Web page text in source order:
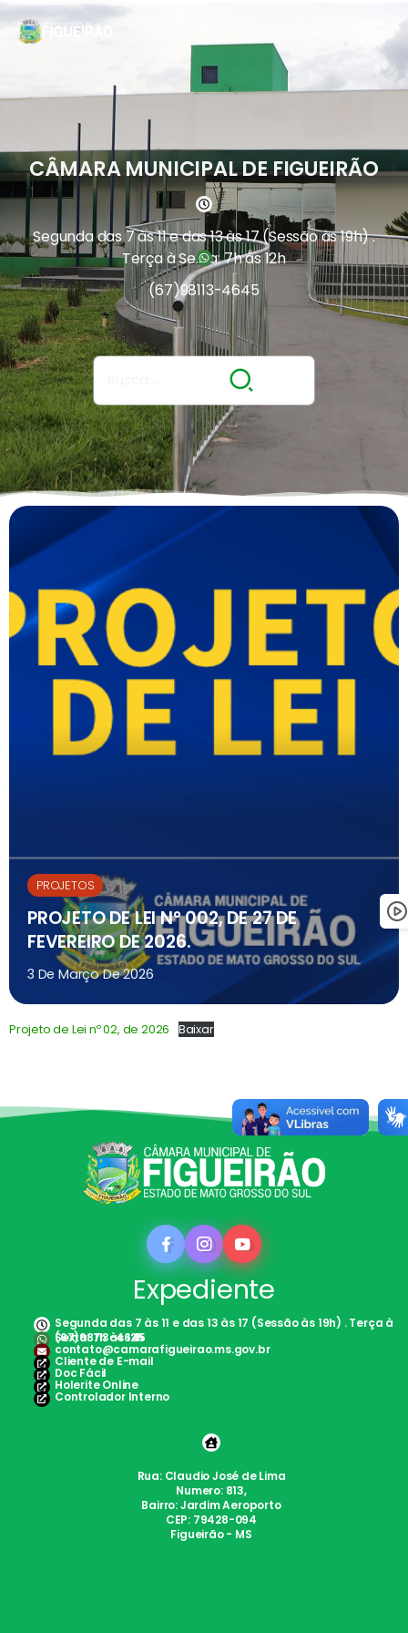
CÂMARA MUNICIPAL DE FIGUEIRÃO
Segunda das 7 às 11 e das 13 às 17 (Sessão às 19h) .
Terça à Sexta: 7h às 12h
(67)98113-4645
PROJETOS
PROJETO DE LEI N° 002, DE 27 DE
FEVEREIRO DE 2026.
3 De Março De 2026
Projeto de Lei nº 02, de 2026 Baixar
Expediente
Segunda das 7 às 11 e das 13 às 17 (Sessão às 19h) . Terça à
Sexta: 7h às 12h
(67)98113-4645
contato@camarafigueirao.ms.gov.br
Cliente de E-mail
Doc Fácil
Holerite Online
Controlador Interno
Rua: Claudio José de Lima
Numero: 813,
Bairro: Jardim Aeroporto
CEP: 79428-094
Figueirão - MS